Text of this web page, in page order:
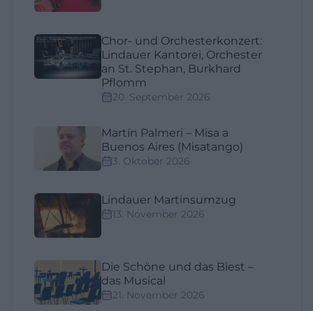
Chor- und Orchesterkonzert:
Lindauer Kantorei, Orchester
an St. Stephan, Burkhard
Pflomm
20. September 2026
Martín Palmeri – Misa a
Buenos Aires (Misatango)
3. Oktober 2026
Lindauer Martinsumzug
13. November 2026
Die Schöne und das Biest –
das Musical
21. November 2026